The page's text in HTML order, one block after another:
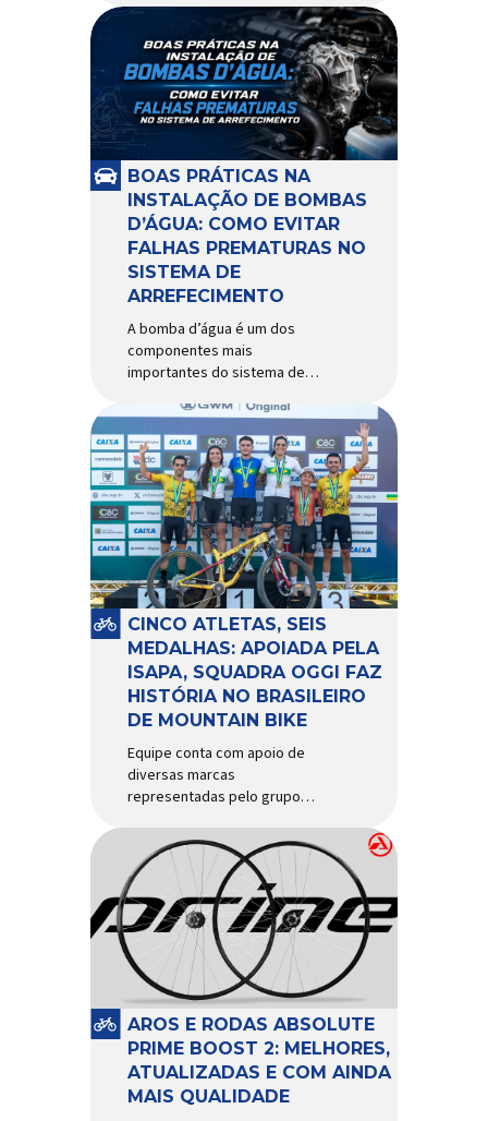
ao país com a pintura oficial
utilizada por equipes do World
Tour Patrocinadora de algumas
das principais equipes de
ciclismo do mundo, a Giro é
uma das marcas de capacetes
e acessórios para ciclismo
mais reconhecida no Brasil.
Importada e distribuída […]
BOAS PRÁTICAS NA
INSTALAÇÃO DE BOMBAS
D’ÁGUA: COMO EVITAR
FALHAS PREMATURAS NO
SISTEMA DE
ARREFECIMENTO
A bomba d’água é um dos
componentes mais
importantes do sistema de
garantir a circulação contínua
do líquido de arrefecimento
entre motor, radiador e demais
componentes do sistema,
controlando a temperatura de
operação e evitando
superaquecimentos. Por
trabalhar constantemente
enquanto o motor está em
funcionamento, a bomba
d’água exige não apenas […]
CINCO ATLETAS, SEIS
MEDALHAS: APOIADA PELA
ISAPA, SQUADRA OGGI FAZ
HISTÓRIA NO BRASILEIRO
DE MOUNTAIN BIKE
Equipe conta com apoio de
diversas marcas
representadas pelo grupo
Finish Lline, Park Tool, Protaper
e Zéfal Histórico. Assim pode
ser definida a participação da
Squadra Oggi no Campeonato
Brasileiro de Mountain Bike
2026, realizado em São José
dos Campos-SP entre os dias
23 e 26 de julho. Com cinco […]
AROS E RODAS ABSOLUTE
PRIME BOOST 2: MELHORES,
ATUALIZADAS E COM AINDA
MAIS QUALIDADE